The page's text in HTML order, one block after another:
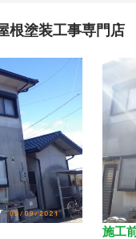
根塗装工事専門
施工